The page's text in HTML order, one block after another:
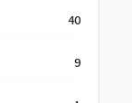
40
9